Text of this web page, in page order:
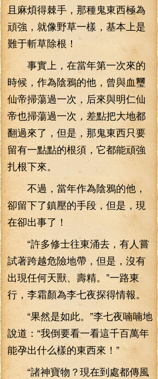
且麻煩得棘手，那種鬼東西極為
頑強，就像野草一樣，基本上是
難于斬草除根！
事實上，在當年第一次來的
時候，作為陰鴉的他，曾與血璽
仙帝掃蕩過一次，后來與明仁仙
帝也掃蕩過一次，差點把大地都
翻過來了，但是，那鬼東西只要
留有一點點的根須，它都能頑強
扎根下來。
不過，當年作為陰鴉的他，
卻留下了鎮壓的手段，但是，現
在卻出事了！
“許多修士往東涌去，有人嘗
試著跨越危險地帶，但是，沒有
出現任何天獸、壽精。”一路東
行，李霜顏為李七夜探得情報。
“果然是如此。”李七夜喃喃地
說道：“我倒要看一看這千百萬年
能孕出什么樣的東西來！”
“諸神寶物？現在到處都傳風